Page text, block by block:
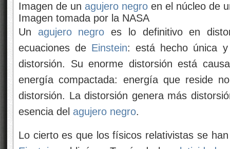
Imagen de un agujero negro en el núcleo de
Imagen tomada por la NASA
Un agujero negro es lo definitivo en
ecuaciones de Einstein: está hecho única
distorsión. Su enorme distorsión está
energía compactada: energía que reside
distorsión. La distorsión genera más
esencia del agujero negro.
Lo cierto es que los físicos relativistas se